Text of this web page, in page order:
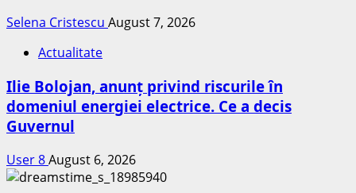
Selena Cristescu August 7, 2026
Actualitate
Ilie Bolojan, anunț privind riscurile în
domeniul energiei electrice. Ce a decis
Guvernul
User 8August 6, 2026